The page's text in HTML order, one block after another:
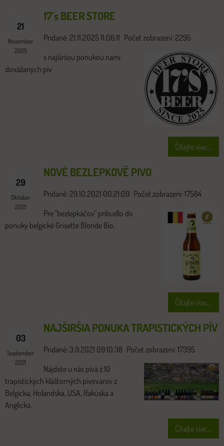
21
November
2025
17´s BEER STORE
Pridané: 21.11.2025 11:06:11 Počet zobrazení: 2295
s najširšou ponukou nami
dovážaných pív
Čítajte viac...
29
Október
2021
NOVÉ BEZLEPKOVĚ PIVO
Pridané: 29.10.2021 00:21:09 Počet zobrazení: 17584
Pre "bezlepkáčov" pribudlo do
ponuky belgické Grisette Blonde Bio.
Čítajte viac...
03
September
2021
NAJŠIRŠIA PONUKA TRAPISTICKÝCH PÍV
Pridané: 3.9.2021 09:10:38 Počet zobrazení: 17395
Nájdete u nás pivá z 10
trapistických kláštorných pivovarov z
Belgicka, Holandska, USA, Rakúska a
Anglicka.
Čítajte viac...